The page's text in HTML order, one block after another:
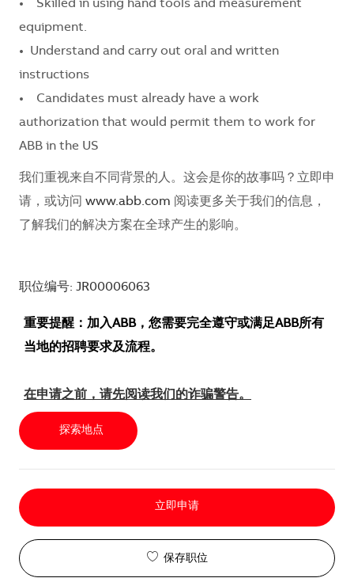
• Skilled in using hand tools and measurement
equipment.
• Understand and carry out oral and written
instructions
• Candidates must already have a work
authorization that would permit them to work for
ABB in the US
我们重视来自不同背景的人。这会是你的故事吗？立即申
请，或访问 www.abb.com 阅读更多关于我们的信息，
了解我们的解决方案在全球产生的影响。
职位编号: JR00006063
重要提醒：加入ABB，您需要完全遵守或满足ABB所有
当地的招聘要求及流程。
在申请之前，请先阅读我们的诈骗警告。
探索地点
立即申请
保存职位